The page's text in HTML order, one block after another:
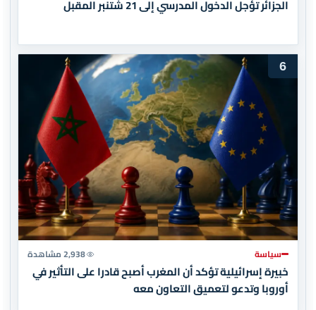
الجزائر تؤجل الدخول المدرسي إلى 21 شتنبر المقبل
6
سياسة 2,938 مشاهدة
خبيرة إسرائيلية تؤكد أن المغرب أصبح قادرا على التأثير في
أوروبا وتدعو لتعميق التعاون معه